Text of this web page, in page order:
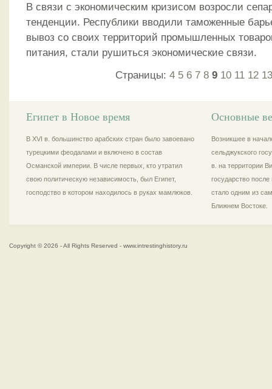
В связи с экономическим кризисом возросли
тенденции. Республики вводили таможенные
вывоз со своих территорий промышленных
питания, стали рушиться экономические связи.
Страницы: 4 5 6 7 8 9 10 11 12 13
Египет в Новое время
В XVI в. большинство арабских стран было завоевано
турецкими феодалами и включено в состав
Османской империи. В числе первых, кто утратил
свою политическую независимость, был Египет,
господство в котором находилось в руках мамлюков.
Основные
Возникшее в
сельджукского
в. на территории
государство после
стало одним из
Ближнем Востоке.
Copyright © 2026 - All Rights Reserved - www.intrestinghistory.ru